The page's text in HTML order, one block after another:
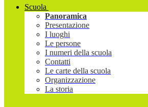
Scuola
Panoramica
Presentazione
I luoghi
Le persone
I numeri della scuola
Contatti
Le carte della scuola
Organizzazione
La storia